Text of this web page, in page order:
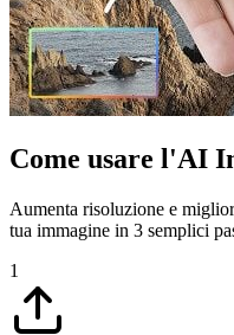
Come usare l'AI
Aumenta risoluzione e
tua immagine in 3 semplici
1